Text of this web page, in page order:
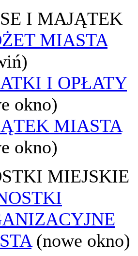
I MAJĄTEK
MIASTA
I OPŁATY
okno)
MIASTA
okno)
MIEJSKIE
(nowe okno)